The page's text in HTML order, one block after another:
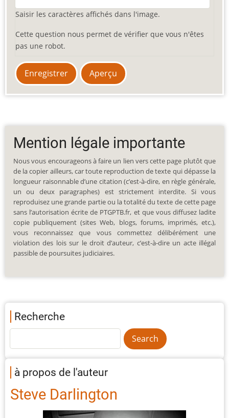
Saisir les caractères affichés dans l'image.
Cette question nous permet de vérifier que vous n'êtes
pas une robot.
Mention légale importante
Nous vous encourageons à faire un lien vers cette page plutôt que
de la copier ailleurs, car toute reproduction de texte qui dépasse la
longueur raisonnable d’une citation (c’est-à-dire, en règle générale,
un ou deux paragraphes) est strictement interdite. Si vous
reproduisez une grande partie ou la totalité du texte de cette page
sans l’autorisation écrite de PTGPTB.fr, et que vous diffusez ladite
copie publiquement (sites Web, blogs, forums, imprimés, etc.),
vous reconnaissez que vous commettez délibérément une
violation des lois sur le droit d’auteur, c’est-à-dire un acte illégal
passible de poursuites judiciaires.
Recherche
à propos de l'auteur
Steve Darlington